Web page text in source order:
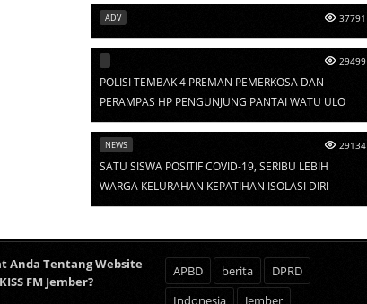
ADV 37791
29499
POLISI TEMBAK 4 PREMAN PEMERKOSA DAN
PERAMPAS HP PENGUNJUNG PANTAI WATU ULO
NEWS 29134
SATU SISWA POSITIF COVID-19, SERIBU LEBIH
WARGA KELURAHAN KEPATIHAN ISOLASI DIRI
Anda Tentang Website
KISS FM Jember?
APBD berita
DPRD
Indonesia
Jember